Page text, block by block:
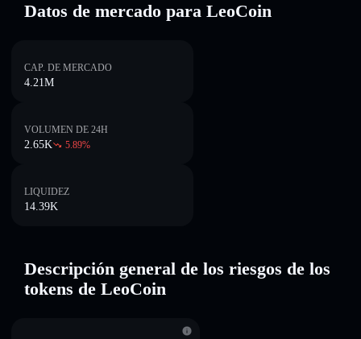
Datos de mercado para LeoCoin
CAP. DE MERCADO
4.21M
VOLUMEN DE 24H
2.65K 5.89%
LIQUIDEZ
14.39K
Descripción general de los riesgos de los
tokens de LeoCoin